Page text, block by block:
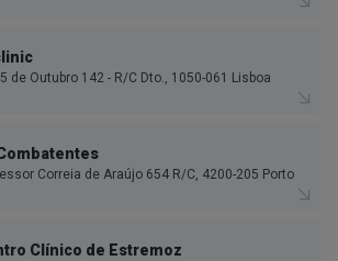
de Outubro 142 - R/C Dto., 1050-061 Lisboa
Correia de Araújo 654 R/C, 4200-205 Porto
Clínico de Estremoz